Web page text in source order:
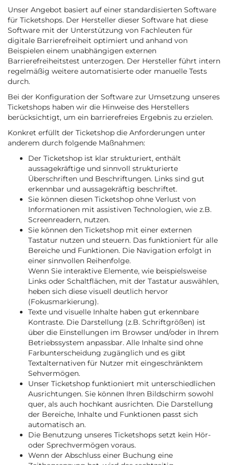
Unser Angebot basiert auf einer standardisierten Software
für Ticketshops. Der Hersteller dieser Software hat diese
Software mit der Unterstützung von Fachleuten für
digitale Barrierefreiheit optimiert und anhand von
Beispielen einem unabhängigen externen
Barrierefreiheitstest unterzogen. Der Hersteller führt intern
regelmäßig weitere automatisierte oder manuelle Tests
durch.
Bei der Konfiguration der Software zur Umsetzung unseres
Ticketshops haben wir die Hinweise des Herstellers
berücksichtigt, um ein barrierefreies Ergebnis zu erzielen.
Konkret erfüllt der Ticketshop die Anforderungen unter
anderem durch folgende Maßnahmen:
Der Ticketshop ist klar strukturiert, enthält
aussagekräftige und sinnvoll strukturierte
Überschriften und Beschriftungen. Links sind gut
erkennbar und aussagekräftig beschriftet.
Sie können diesen Ticketshop ohne Verlust von
Informationen mit assistiven Technologien, wie z.B.
Screenreadern, nutzen.
Sie können den Ticketshop mit einer externen
Tastatur nutzen und steuern. Das funktioniert für alle
Bereiche und Funktionen. Die Navigation erfolgt in
einer sinnvollen Reihenfolge.
Wenn Sie interaktive Elemente, wie beispielsweise
Links oder Schaltflächen, mit der Tastatur auswählen,
heben sich diese visuell deutlich hervor
(Fokusmarkierung).
Texte und visuelle Inhalte haben gut erkennbare
Kontraste. Die Darstellung (z.B. Schriftgrößen) ist
über die Einstellungen im Browser und/oder in Ihrem
Betriebssystem anpassbar. Alle Inhalte sind ohne
Farbunterscheidung zugänglich und es gibt
Textalternativen für Nutzer mit eingeschränktem
Sehvermögen.
Unser Ticketshop funktioniert mit unterschiedlichen
Ausrichtungen. Sie können Ihren Bildschirm sowohl
quer, als auch hochkant ausrichten. Die Darstellung
der Bereiche, Inhalte und Funktionen passt sich
automatisch an.
Die Benutzung unseres Ticketshops setzt kein Hör-
oder Sprechvermögen voraus.
Wenn der Abschluss einer Buchung eine